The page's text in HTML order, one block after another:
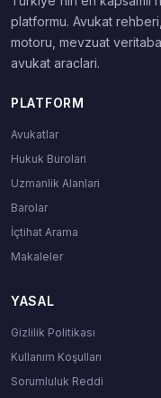
platformu. Avukat
motoru, mevzuat
avukat araclari.
PLATFORM
Avukatlar
Hukuk Burolari
Uzmanlik Alanlari
Barolar
İçtihat Arama
Makaleler
YASAL
Gizlilik Politikası
Kullanım Koşulları
Sorumluluk Reddi